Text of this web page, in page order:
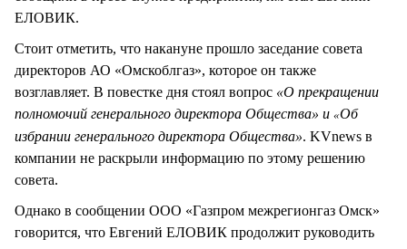
ЕЛОВИК.
Стоит отметить, что накануне прошло заседание совета
директоров АО «Омскоблгаз», которое он также
возглавляет. В повестке дня стоял вопрос «О прекращении
полномочий генерального директора Общества» и «Об
избрании генерального директора Общества». KVnews в
компании не раскрыли информацию по этому решению
совета.
Однако в сообщении ООО «Газпром межрегионгаз Омск»
говорится, что Евгений ЕЛОВИК продолжит руководить